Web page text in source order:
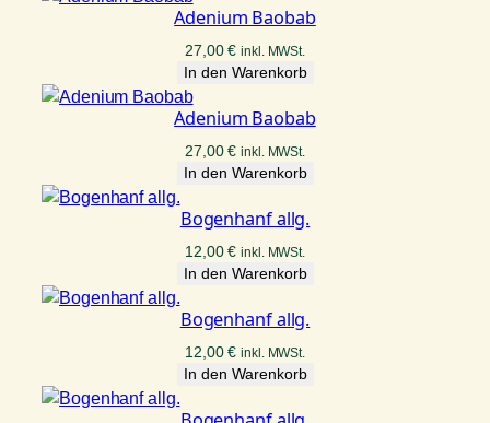
Adenium Baobab
27,00€ inkl. MWSt.
In den Warenkorb
Adenium Baobab
27,00€ inkl. MWSt.
In den Warenkorb
Bogenhanf allg.
12,00€ inkl. MWSt.
In den Warenkorb
Bogenhanf allg.
12,00€ inkl. MWSt.
In den Warenkorb